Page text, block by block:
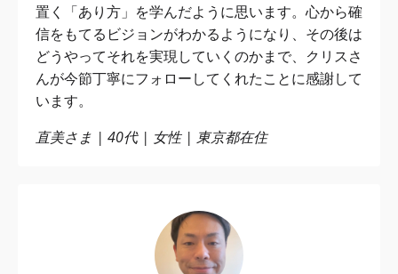
置く「あり方」を学んだように思います。心から確
信をもてるビジョンがわかるようになり、その後は
どうやってそれを実現していくのかまで、クリスさ
んが今節丁寧にフォローしてくれたことに感謝して
います。
直美さま | 40代 | 女性 | 東京都在住